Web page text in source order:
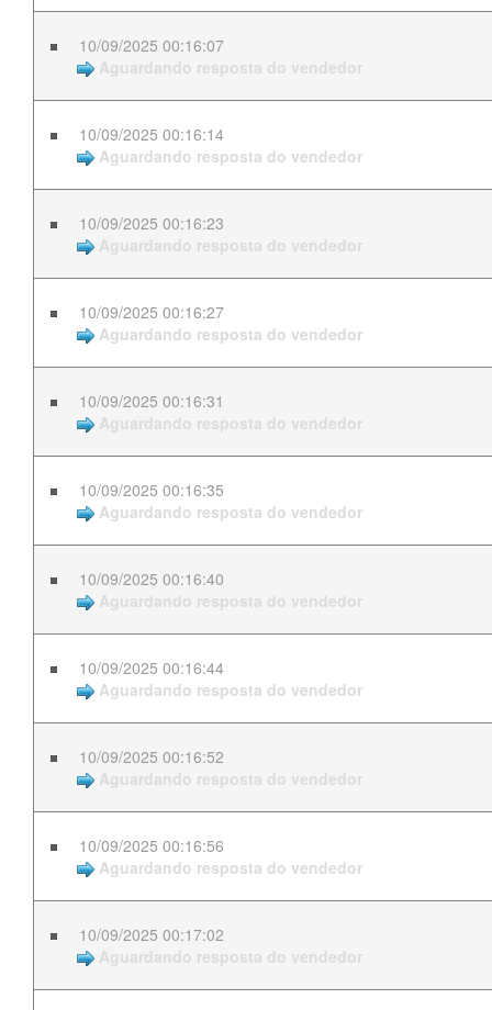
10/09/2025 00:16:07
Aguardando resposta do vendedor
10/09/2025 00:16:14
Aguardando resposta do vendedor
10/09/2025 00:16:23
Aguardando resposta do vendedor
10/09/2025 00:16:27
Aguardando resposta do vendedor
10/09/2025 00:16:31
Aguardando resposta do vendedor
10/09/2025 00:16:35
Aguardando resposta do vendedor
10/09/2025 00:16:40
Aguardando resposta do vendedor
10/09/2025 00:16:44
Aguardando resposta do vendedor
10/09/2025 00:16:52
Aguardando resposta do vendedor
10/09/2025 00:16:56
Aguardando resposta do vendedor
10/09/2025 00:17:02
Aguardando resposta do vendedor